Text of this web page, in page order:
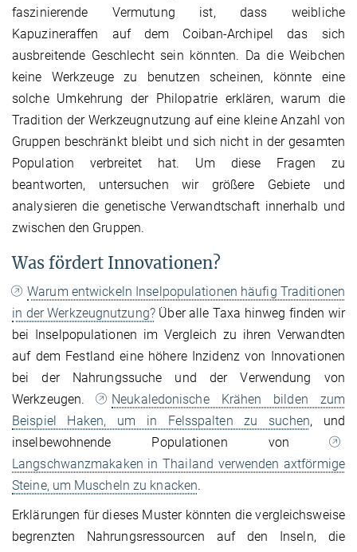
faszinierende Vermutung ist, dass weibliche
Kapuzineraffen auf dem Coiban-Archipel das sich
ausbreitende Geschlecht sein könnten. Da die Weibchen
keine Werkzeuge zu benutzen scheinen, könnte eine
solche Umkehrung der Philopatrie erklären, warum die
Tradition der Werkzeugnutzung auf eine kleine Anzahl von
Gruppen beschränkt bleibt und sich nicht in der gesamten
Population verbreitet hat. Um diese Fragen zu
beantworten, untersuchen wir größere Gebiete und
analysieren die genetische Verwandtschaft innerhalb und
zwischen den Gruppen.
Was fördert Innovationen?
Warum entwickeln Inselpopulationen häufig Traditionen
in der Werkzeugnutzung?Über alle Taxa hinweg finden wir
bei Inselpopulationen im Vergleich zu ihren Verwandten
auf dem Festland eine höhere Inzidenz von Innovationen
bei der Nahrungssuche und der Verwendung von
Werkzeugen.
Neukaledonische Krähen bilden zum
Beispiel Haken, um in Felsspalten zu suchen, und
inselbewohnende Populationen von
Langschwanzmakaken in Thailand verwenden axtförmige
Steine, um Muscheln zu knacken.
Erklärungen für dieses Muster könnten die vergleichsweise
begrenzten Nahrungsressourcen auf den Inseln, die